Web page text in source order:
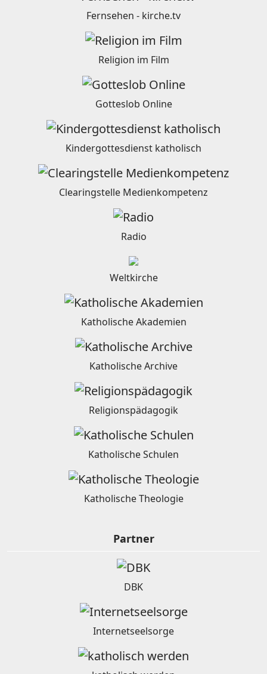
Fernsehen - kirche.tv
Religion im Film
Gotteslob Online
Kindergottesdienst katholisch
Clearingstelle Medienkompetenz
Radio
Weltkirche
Katholische Akademien
Katholische Archive
Religionspädagogik
Katholische Schulen
Katholische Theologie
Partner
DBK
Internetseelsorge